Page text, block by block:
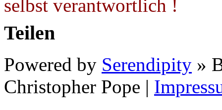
selbst verantwortlich !
Teilen
Powered by Serendipity »
Christopher Pope |